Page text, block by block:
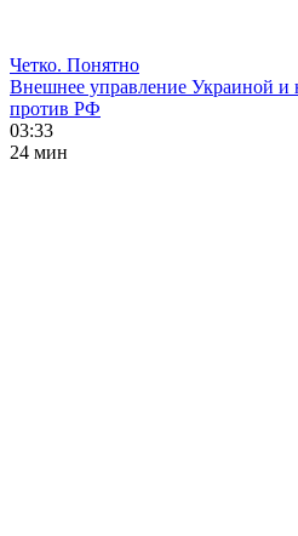
Четко. Понятно
Внешнее управление Украиной
против РФ
03:33
24 мин